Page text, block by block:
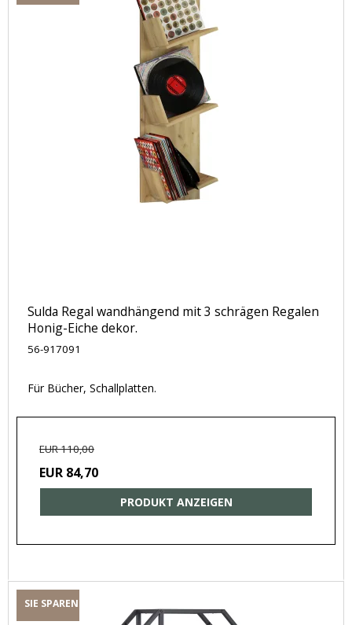
Sulda Regal wandhängend mit 3 schrägen Regalen
Honig-Eiche dekor.
56-917091
Für Bücher, Schallplatten.
EUR 110,00
EUR 84,70
PRODUKT ANZEIGEN
SIE SPAREN